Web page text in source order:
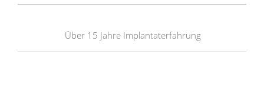
Über 15 Jahre Implantaterfahrung